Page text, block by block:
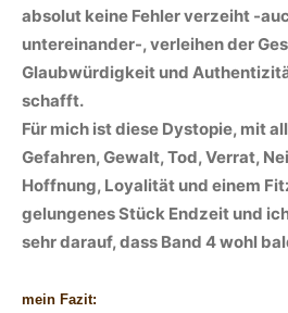
absolut keine Fehler verzeiht -
untereinander-, verleihen der
Glaubwürdigkeit und
schafft.
Für mich ist diese Dystopie, mit
Gefahren, Gewalt, Tod, Verrat,
Hoffnung, Loyalität und einem
gelungenes Stück Endzeit und
sehr darauf, dass Band 4 wohl
mein Fazit: